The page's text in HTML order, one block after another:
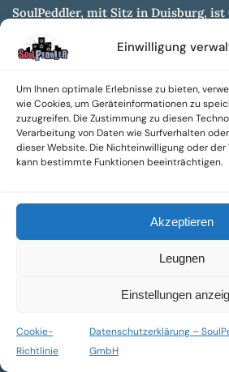
Einwilligung
Um Ihnen optimale Erlebnisse zu bieten,
wie Cookies, um Geräteinformationen zu
zuzugreifen. Die Zustimmung zu diesen
Verarbeitung von Daten wie Surfverhalten
dieser Website. Die Nichteinwilligung oder
kann bestimmte Funktionen beeinträchtigen.
Akzeptieren
Leugnen
Einstellungen
Cookie-
Richtlinie
Datenschutzerklärung –
GmbH
SoulPeddler, mit Sitz in Duisburg, ist
entwickelt aus dem SoulPeddler
unserer Online-Gig-Plattform.
Wir bieten eine breite Auswahl an
sammelwürdigen als auch Mainstream-
Vinyl, CD und weiteren Medien.
Sowohl neue als auch gebrauchte,
Wir setzen uns leidenschaftlich für
Labels ein und bieten hochwertige,
aus über 30 Jahren Erfahrung in der
SoulPeddler Mailorder, Records & Vinyl
Nettirock – Nice Guy Records – MOVA
©